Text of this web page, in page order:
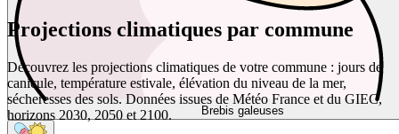
Brebis galeuses
Projections climatiques par commune
Découvrez les projections climatiques de votre commune : jours de
canicule, température estivale, élévation du niveau de la mer,
sécheresses des sols. Données issues de Météo France et du GIEC,
horizons 2030, 2050 et 2100.